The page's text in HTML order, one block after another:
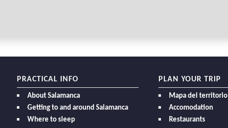
PRACTICAL INFO
About Salamanca
Getting to and around Salamanca
Where to sleep
PLAN YOUR TRIP
Mapa del territorio
Accomodation
Restaurants